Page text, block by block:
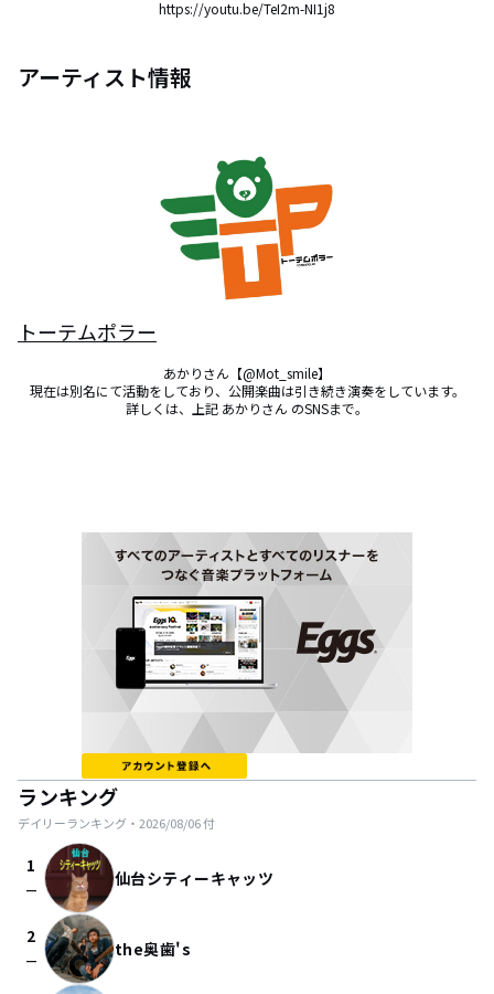
https://youtu.be/TeI2m-NI1j8
アーティスト情報
トーテムポラー
あかりさん【@Mot_smile】
現在は別名にて活動をしており、公開楽曲は引き続き演奏をしています。
詳しくは、上記 あかりさん のSNSまで。
ランキング
デイリーランキング・ 2026/08/06付
1
check_indeterminate_small 仙台シティーキャッツ
2
check_indeterminate_small the奥歯's